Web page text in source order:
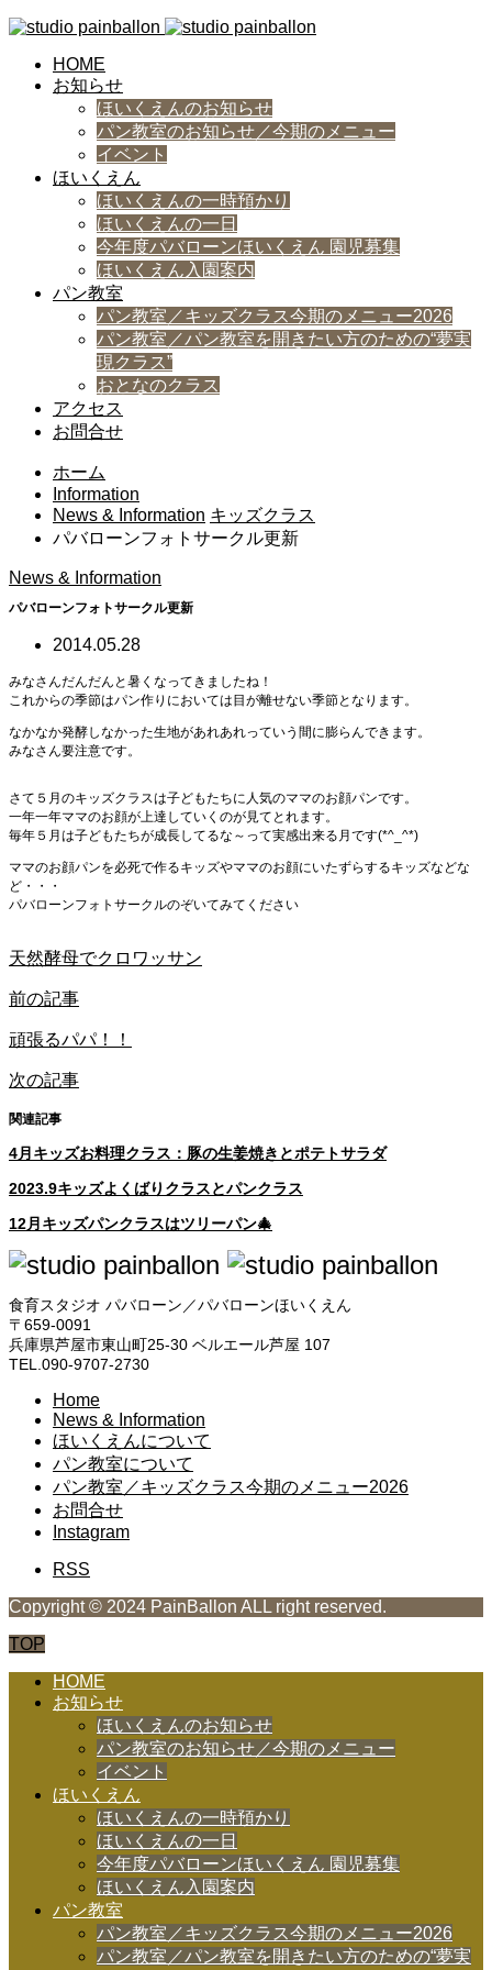
HOME
お知らせ
ほいくえんのお知らせ
パン教室のお知らせ／今期のメニュー
イベント
ほいくえん
ほいくえんの一時預かり
ほいくえんの一日
今年度パバローンほいくえん 園児募集
ほいくえん入園案内
パン教室
パン教室／キッズクラス今期のメニュー2026
パン教室／パン教室を開きたい方のための“夢実
現クラス”
おとなのクラス
アクセス
お問合せ
ホーム
Information
News & Information キッズクラス
パバローンフォトサークル更新
News & Information
パバローンフォトサークル更新
2014.05.28
みなさんだんだんと暑くなってきましたね！
これからの季節はパン作りにおいては目が離せない季節となります。
なかなか発酵しなかった生地があれあれっていう間に膨らんできます。
みなさん要注意です。
さて５月のキッズクラスは子どもたちに人気のママのお顔パンです。
一年一年ママのお顔が上達していくのが見てとれます。
毎年５月は子どもたちが成長してるな～って実感出来る月です(*^_^*)
ママのお顔パンを必死で作るキッズやママのお顔にいたずらするキッズなどな
ど・・・
パバローンフォトサークルのぞいてみてください
天然酵母でクロワッサン
前の記事
頑張るパパ！！
次の記事
関連記事
4月キッズお料理クラス：豚の生姜焼きとポテトサラダ
2023.9キッズよくばりクラスとパンクラス
12月キッズパンクラスはツリーパン🎄
食育スタジオ パバローン／パバローンほいくえん
〒659-0091
兵庫県芦屋市東山町25-30 ベルエール芦屋 107
TEL.090-9707-2730
Home
News & Information
ほいくえんについて
パン教室について
パン教室／キッズクラス今期のメニュー2026
お問合せ
Instagram
RSS
Copyright © 2024 PainBallon ALL right reserved.
TOP
HOME
お知らせ
ほいくえんのお知らせ
パン教室のお知らせ／今期のメニュー
イベント
ほいくえん
ほいくえんの一時預かり
ほいくえんの一日
今年度パバローンほいくえん 園児募集
ほいくえん入園案内
パン教室
パン教室／キッズクラス今期のメニュー2026
パン教室／パン教室を開きたい方のための“夢実